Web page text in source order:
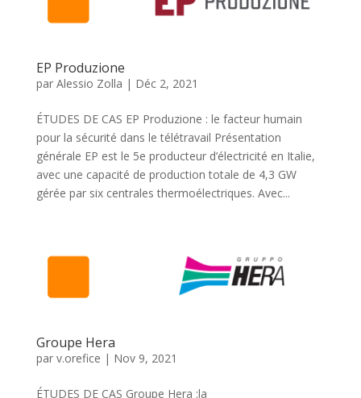
EP Produzione
par Alessio Zolla | Déc 2, 2021
ÉTUDES DE CAS EP Produzione : le facteur humain
pour la sécurité dans le télétravail Présentation
générale EP est le 5e producteur d’électricité en Italie,
avec une capacité de production totale de 4,3 GW
gérée par six centrales thermoélectriques. Avec...
Groupe Hera
par v.orefice | Nov 9, 2021
ÉTUDES DE CAS Groupe Hera :la